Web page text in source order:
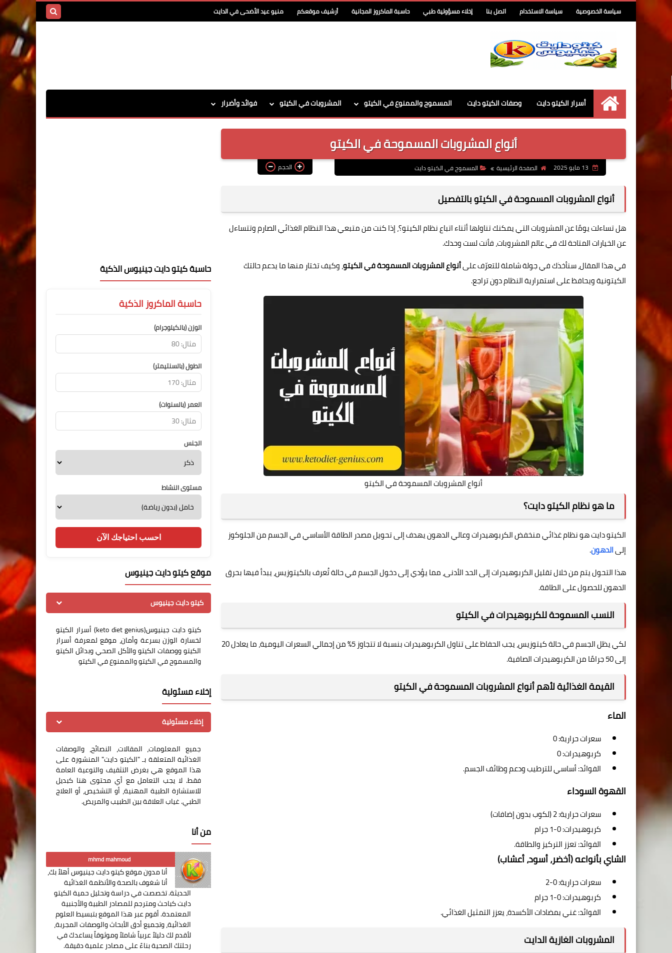
سياسة الخصوصية سياسة الاستخدام اتصل بنا إخلاء مسؤولية طبي حاسبة الماكروز المجانية أرشيف موقعكم منيو عيد الأضحى في الدايت
بحث هذه
الإلكترونية
كيتو جينيوس
أسرار الكيتو دايت وصفات الكيتو دايت المسموح والممنوع في الكيتو المشروبات في الكيتو فوائد وأضرار
أنواع المشروبات المسموحة في الكيتو
الصفحة الرئيسية المسموح في الكيتو دايت الحجم
أنواع المشروبات المسموحة في الكيتو بالتفصيل
هل تساءلت يومًا عن المشروبات التي يمكنك تناولها أثناء اتباع نظام الكيتو؟، إذا كنت من متبعي هذا النظام الغذائي الصارم وتتساءل
عن الخيارات المتاحة لك في عالم المشروبات، فأنت لست وحدك.
في هذا المقال، سنأخذك في جولة شاملة للتعرّف علىأنواع المشروبات المسموحة في الكيتو، وكيف تختار منها ما يدعم حالتك
الكيتونية ويحافظ على استمرارية النظام دون تراجع.
أنواع المشروبات المسموحة في الكيتو
ما هو نظام الكيتو دايت؟
الكيتو دايت هو نظام غذائي منخفض الكربوهيدرات وعالي الدهون يهدف إلى تحويل مصدر الطاقة الأساسي في الجسم من الجلوكوز
إلىالدهون.
هذا التحول يتم من خلال تقليل الكربوهيدرات إلى الحد الأدنى، مما يؤدي إلى دخول الجسم في حالة تُعرف بالكيتوزيس، يبدأ فيها بحرق
الدهون للحصول على الطاقة.
النسب المسموحة للكربوهيدرات في الكيتو
لكي يظل الجسم في حالة كيتوزيس، يجب الحفاظ على تناول الكربوهيدرات بنسبة لا تتجاوز 5% من إجمالي السعرات اليومية، ما يعادل 20
إلى 50 جرامًا من الكربوهيدرات الصافية.
القيمة الغذائية لأهم أنواع المشروبات المسموحة في الكيتو
الماء
سعرات حرارية: 0
كربوهيدرات: 0
الفوائد: أساسي للترطيب ودعم وظائف الجسم.
القهوة السوداء
سعرات حرارية: 2 (لكوب بدون إضافات)
كربوهيدرات: 0-1 جرام
الفوائد: تعزز التركيز والطاقة.
الشاي بأنواعه (أخضر، أسود، أعشاب)
سعرات حرارية: 0-2
كربوهيدرات: 0-1 جرام
الفوائد: غني بمضادات الأكسدة، يعزز التمثيل الغذائي.
المشروبات الغازية الدايت
حاسبة كيتو دايت جينيوس الذكية
حاسبة الماكروز الذكية
الوزن (بالكيلوجرام)
الطول (بالسنتيمتر)
العمر (بالسنوات)
الجنس
مستوى النشاط
احسب احتياجك الآن
موقع كيتو دايت جينيوس
كيتو دايت جينيوس
كيتو دايت جينيوس(keto diet genius) أسرار الكيتو
لخسارة الوزن بسرعة وأمان، موقع لمعرفة أسرار
الكيتو ووصفات الكيتو والأكل الصحي وبدائل الكيتو
والمسموح في الكيتو والممنوع في الكيتو
إخلاء مسئولية
إخلاء مسئولية
جميع المعلومات، المقالات، النصائح، والوصفات
الغذائية المتعلقة بـ "الكيتو دايت" المنشورة على
هذا الموقع هي بغرض التثقيف والتوعية العامة
فقط. لا يجب التعامل مع أي محتوى هنا كبديل
للاستشارة الطبية المهنية، أو التشخيص، أو العلاج
الطبي. غياب العلاقة بين الطبيب والمريض.
من أنا
mhmd mahmoud
أنا مدون موقع كيتو دايت جينيوس أهلاً بك،
أنا شغوف بالصحة والأنظمة الغذائية
الحديثة. تخصصت في دراسة وتحليل حمية الكيتو
دايت كباحث ومترجم للمصادر الطبية والأجنبية
المعتمدة. أقوم عبر هذا الموقع بتبسيط العلوم
الغذائية، وتجميع أدق الأبحاث والوصفات المجربة،
لأقدم لك دليلاً عربياً شاملاً وموثوقاً يساعدك في
رحلتك الصحية بناءً على مصادر علمية دقيقة.